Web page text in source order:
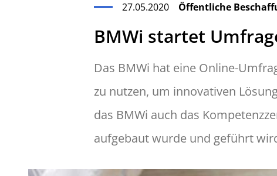
27.05.2020 Öffentliche
BMWi startet
Das BMWi hat eine Online-
zu nutzen, um innovativen
das BMWi auch das
aufgebaut wurde und geführt